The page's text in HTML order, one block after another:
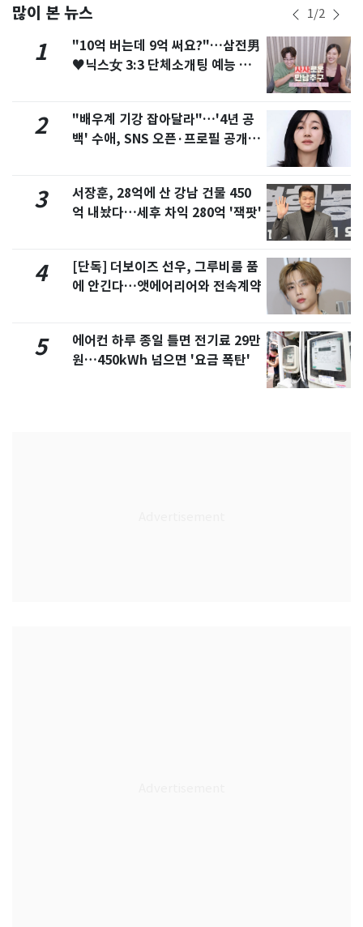
많이 본 뉴스 1/2
1
"10억 버는데 9억 써요?"…삼전男
♥닉스女 3:3 단체소개팅 예능 화
2
"배우계 기강 잡아달라"…'4년 공
백' 수애, SNS 오픈·프로필 공개
3
서장훈, 28억에 산 강남 건물 450
억 내놨다…세후 차익 280억 '잭팟'
4
[단독] 더보이즈 선우, 그루비룸 품
에 안긴다…앳에어리어와 전속계약
5
에어컨 하루 종일 틀면 전기료 29만
원…450kWh 넘으면 '요금 폭탄'